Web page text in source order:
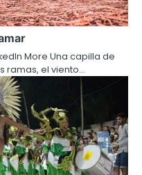
More Una capilla de
ramas, el viento…